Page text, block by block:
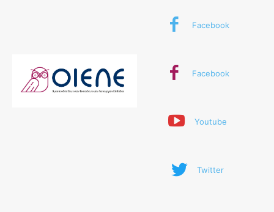
Facebook
Facebook
Youtube
Twitter